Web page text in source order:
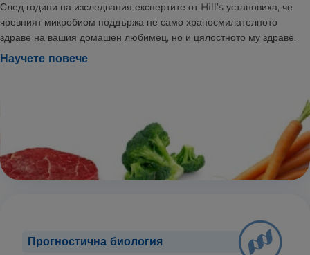
След години на изследвания експертите от Hill’s установиха, че
чревният микробиом поддържа не само храносмилателното
здраве на вашия домашен любимец, но и цялостното му здраве.
Научете повече
Прогностична биология